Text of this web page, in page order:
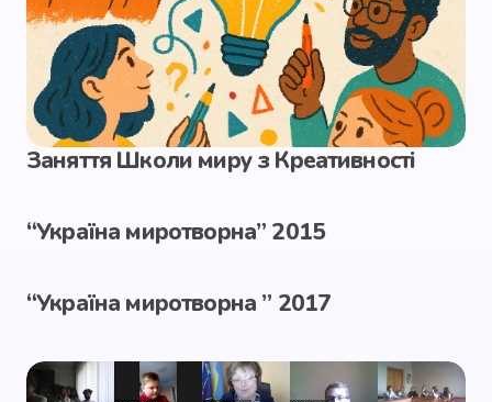
Заняття Школи миру з Креативності
“Україна миротворна” 2015
“Україна миротворна ” 2017